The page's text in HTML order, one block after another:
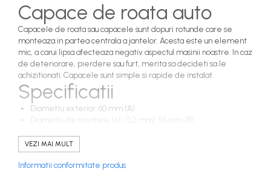
Capace de roata auto
Capacele de roata sau capacele sunt dopuri rotunde care se
monteaza in partea centrala a jantelor. Acesta este un element
mic, a carui lipsa afecteaza negativ aspectul masinii noastre. In caz
de deteriorare, pierdere sau furt, merita sa decideti sa le
achizitionati. Capacele sunt simple si rapide de instalat.
Specificatii
Diametru exterior: 60 mm (A)
Diametru de montare (+/- 0,2 mm): 56 mm (B)
Set de 4 piese
Fiecare husa este protejata cu o folie de protectie
Material: plastic (ABS), aluminiu
VEZI MAI MULT
Informatii conformitate produs